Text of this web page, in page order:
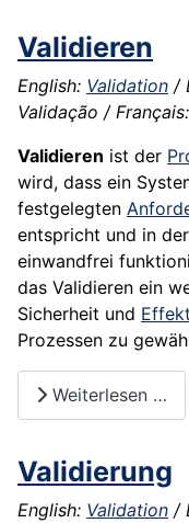
Validieren
English: Validation /
Validação /
Validieren ist der
wird, dass ein
festgelegten
entspricht und in
einwandfrei
das Validieren ein
Sicherheit und
Prozessen zu
Weiterlesen …
Validierung
English: Validation /